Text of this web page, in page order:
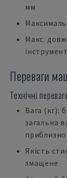
мм
Макс.
Переваги
Технічні
Вага (кг):
загальна
приблизно
Якість
змащене